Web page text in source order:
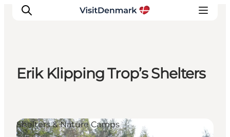
Quoi faire
Hébergements
Erik Klipping Trop’s Shelters
Shelters & Nature Camps